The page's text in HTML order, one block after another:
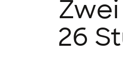
26